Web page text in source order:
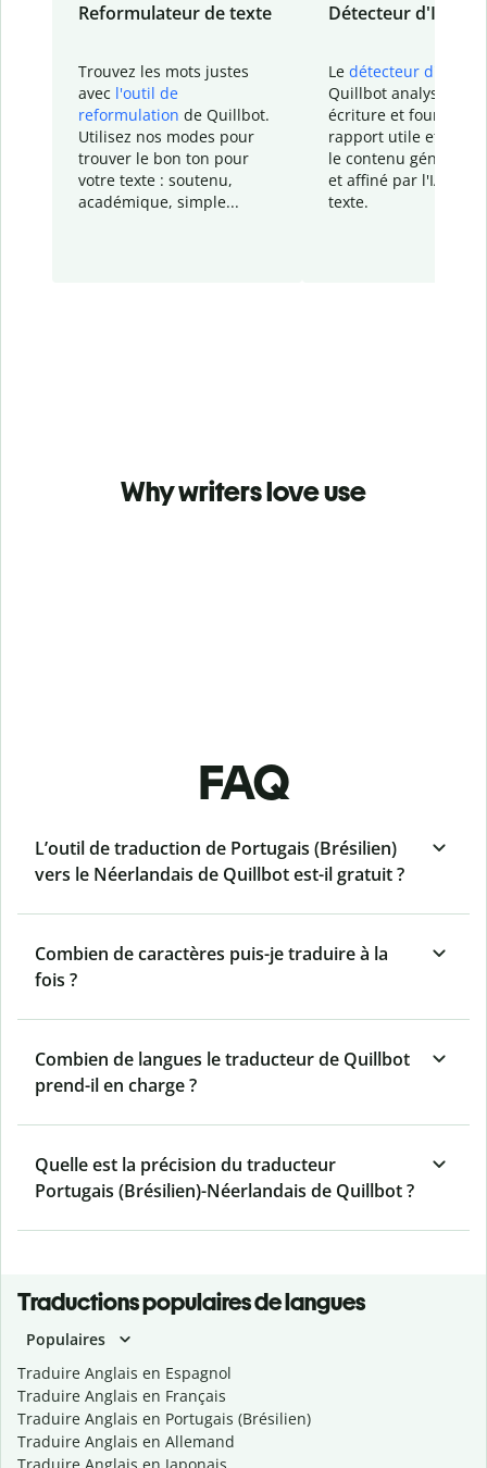
Reformulateur de texte
Trouvez les mots justes
avec l'outil de
reformulation de Quillbot.
Utilisez nos modes pour
trouver le bon ton pour
votre texte : soutenu,
académique, simple...
Détecteur d'IA
Le détecteur d'IA
Quillbot analyse votre
écriture et fournit un
rapport utile et
le contenu généré
et affiné par l'IA
texte.
Why writers love use
FAQ
L’outil de traduction de Portugais (Brésilien)
vers le Néerlandais de Quillbot est-il gratuit ?
Combien de caractères puis-je traduire à la
fois ?
Combien de langues le traducteur de Quillbot
prend-il en charge ?
Quelle est la précision du traducteur
Portugais (Brésilien)-Néerlandais de Quillbot ?
Traductions populaires de langues
Populaires
Traduire Anglais en Espagnol
Traduire Anglais en Français
Traduire Anglais en Portugais (Brésilien)
Traduire Anglais en Allemand